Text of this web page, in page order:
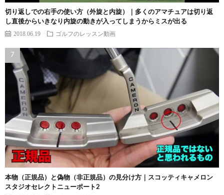
切り返しでの右手の使い方（外旋と内旋）｜多くのアマチュアは切り返
し直後からいきなり内旋の動きが入ってしまうからミスが出る
2018.06.19 ゴルフのレッスン動画
本物（正規品）と偽物（非正規品）の見分け方｜スコッティキャメロン
スタジオセレクトニューポート2